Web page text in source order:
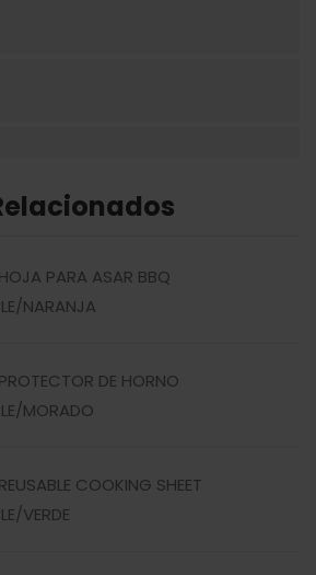
PARA ASAR BBQ
NARANJA
DE HORNO
MORADO
COOKING SHEET
VERDE